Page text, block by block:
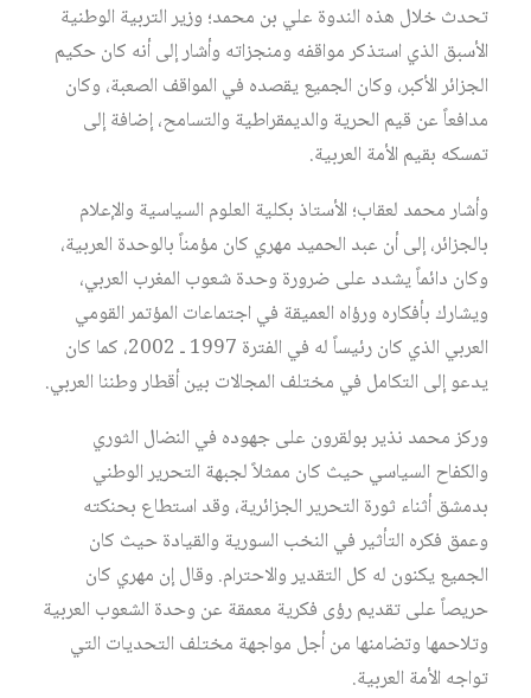
تحدث خلال هذه الندوة علي بن محمد؛ وزير التربية الوطنية
الأسبق الذي استذكر مواقفه ومنجزاته وأشار إلى أنه كان حكيم
الجزائر الأكبر، وكان الجميع يقصده في المواقف الصعبة، وكان
مدافعاً عن قيم الحرية والديمقراطية والتسامح، إضافة إلى
تمسكه بقيم الأمة العربية.
وأشار محمد لعقاب؛ الأستاذ بكلية العلوم السياسية والإعلام
بالجزائر، إلى أن عبد الحميد مهري كان مؤمناً بالوحدة العربية،
وكان دائماً يشدد على ضرورة وحدة شعوب المغرب العربي،
ويشارك بأفكاره ورؤاه العميقة في اجتماعات المؤتمر القومي
العربي الذي كان رئيساً له في الفترة 1997 ـ 2002، كما كان
يدعو إلى التكامل في مختلف المجالات بين أقطار وطننا العربي.
وركز محمد نذير بولقرون على جهوده في النضال الثوري
والكفاح السياسي حيث كان ممثلاً لجبهة التحرير الوطني
بدمشق أثناء ثورة التحرير الجزائرية، وقد استطاع بحنكته
وعمق فكره التأثير في النخب السورية والقيادة حيث كان
الجميع يكنون له كل التقدير والاحترام. وقال إن مهري كان
حريصاً على تقديم رؤى فكرية معمقة عن وحدة الشعوب العربية
وتلاحمها وتضامنها من أجل مواجهة مختلف التحديات التي
تواجه الأمة العربية.